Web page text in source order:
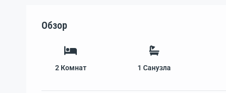
Обзор
2 Комнат 1 Санузла